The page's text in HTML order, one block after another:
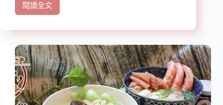
添
防
劑,
嚴
選
新
鮮
閱讀全文
【基
廟
美
食
宅
配】
『百